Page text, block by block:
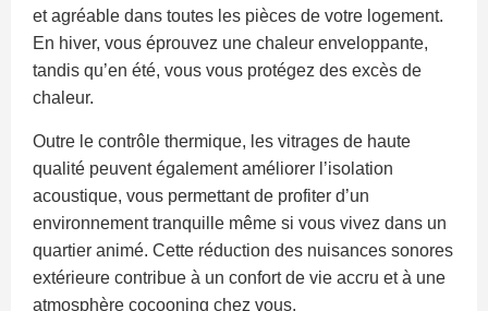
et agréable dans toutes les pièces de votre logement.
En hiver, vous éprouvez une chaleur enveloppante,
tandis qu’en été, vous vous protégez des excès de
chaleur.
Outre le contrôle thermique, les vitrages de haute
qualité peuvent également améliorer l’isolation
acoustique, vous permettant de profiter d’un
environnement tranquille même si vous vivez dans un
quartier animé. Cette réduction des nuisances sonores
extérieure contribue à un confort de vie accru et à une
atmosphère cocooning chez vous.